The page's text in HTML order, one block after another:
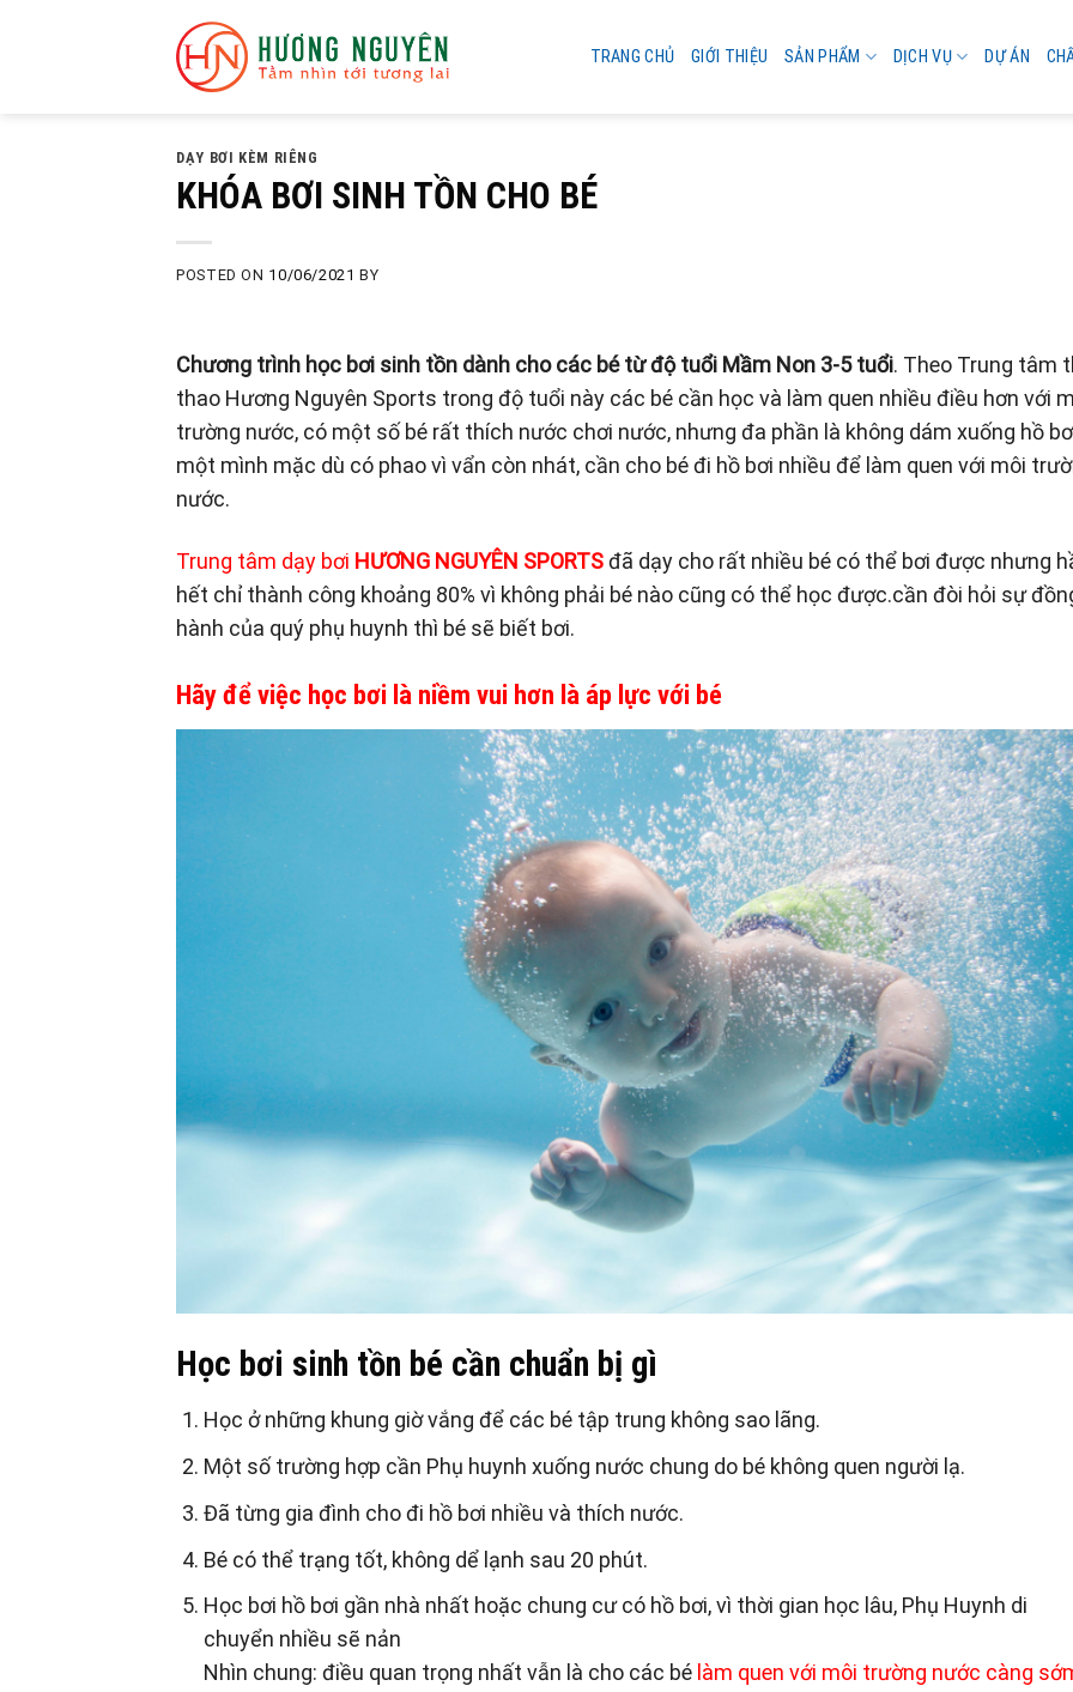
TRANG CHỦ GIỚI THIỆU SẢN PHẨM DỊCH VỤ DỰ ÁN
DẠY BƠI KÈM RIÊNG
KHÓA BƠI SINH TỒN CHO BÉ
POSTED ON 10/06/2021 BY
Chương trình học bơi sinh tồn dành cho các bé từ độ tuổi Mầm Non 3-5 tuổi. Theo Trung tâm
thao Hương Nguyên Sports trong độ tuổi này các bé cần học và làm quen nhiều điều hơn với
trường nước, có một số bé rất thích nước chơi nước, nhưng đa phần là không dám xuống hồ
một mình mặc dù có phao vì vẩn còn nhát, cần cho bé đi hồ bơi nhiều để làm quen với môi
nước.
Trung tâm dạy bơi HƯƠNG NGUYÊN SPORTSđã dạy cho rất nhiều bé có thể bơi được nhưng
hết chỉ thành công khoảng 80% vì không phải bé nào cũng có thể học được.cần đòi hỏi sự
hành của quý phụ huynh thì bé sẽ biết bơi.
Hãy để việc học bơi là niềm vui hơn là áp lực với bé
Học bơi sinh tồn bé cần chuẩn bị gì
Học ở những khung giờ vắng để các bé tập trung không sao lãng.
Một số trường hợp cần Phụ huynh xuống nước chung do bé không quen người lạ.
Đã từng gia đình cho đi hồ bơi nhiều và thích nước.
Bé có thể trạng tốt, không dể lạnh sau 20 phút.
Học bơi hồ bơi gần nhà nhất hoặc chung cư có hồ bơi, vì thời gian học lâu, Phụ Huynh di
chuyển nhiều sẽ nản
Nhìn chung: điều quan trọng nhất vẫn là cho các bé làm quen với môi trường nước càng